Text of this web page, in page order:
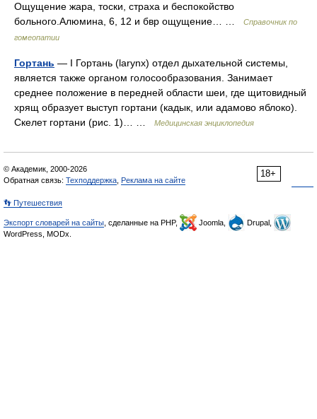
Ощущение жара, тоски, страха и беспокойство
больного.Алюмина, 6, 12 и бвр ощущение… …
Справочник по
гомеопатии
Гортань — I Гортань (larynx) отдел дыхательной системы,
является также органом голосообразования. Занимает
среднее положение в передней области шеи, где щитовидный
хрящ образует выступ гортани (кадык, или адамово яблоко).
Скелет гортани (рис. 1)… …
Медицинская энциклопедия
18+
© Академик, 2000-2026
Обратная связь: Техподдержка Реклама на сайте
👣 Путешествия
Экспорт словарей на сайты , сделанные на PHP, Joomla,
Drupal,
WordPress, MODx.